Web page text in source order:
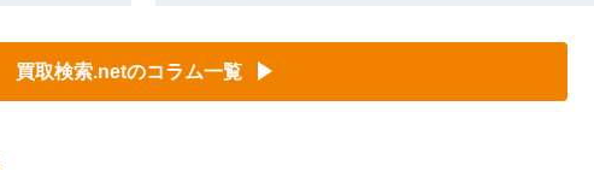
買取検索.netのコラム一覧